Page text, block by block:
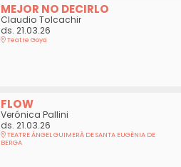
MEJOR NO DECIRLO
Claudio Tolcachir
ds. 21.03.26
Teatre Goya
FLOW
Verónica Pallini
ds. 21.03.26
TEATRE ÀNGEL GUIMERÀ DE SANTA EUGÈNIA DE
BERGA